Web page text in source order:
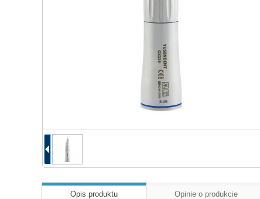
Opis produktu Opinie o produkcie